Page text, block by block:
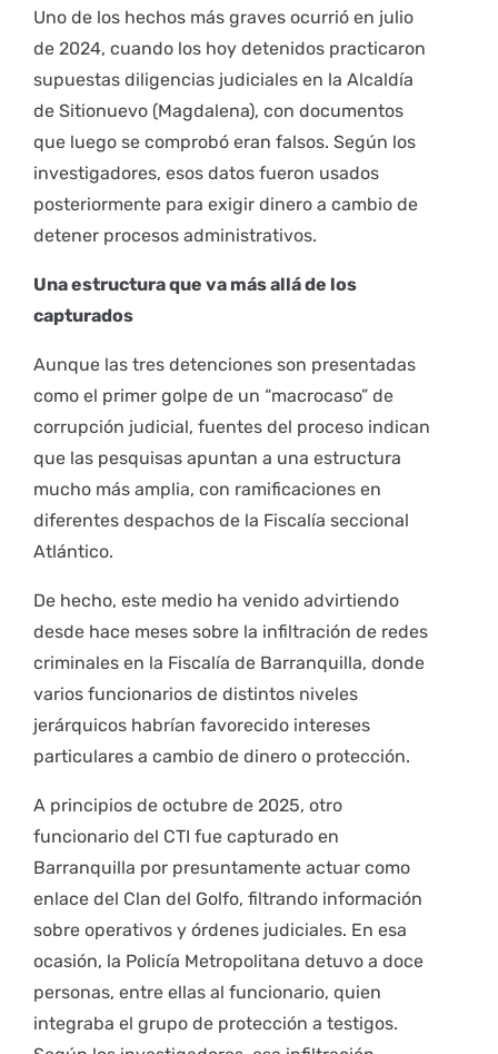
Uno de los hechos más graves ocurrió en julio
de 2024, cuando los hoy detenidos practicaron
supuestas diligencias judiciales en la Alcaldía
de Sitionuevo (Magdalena), con documentos
que luego se comprobó eran falsos. Según los
investigadores, esos datos fueron usados
posteriormente para exigir dinero a cambio de
detener procesos administrativos.
Una estructura que va más allá de los
capturados
Aunque las tres detenciones son presentadas
como el primer golpe de un “macrocaso” de
corrupción judicial, fuentes del proceso indican
que las pesquisas apuntan a una estructura
mucho más amplia, con ramificaciones en
diferentes despachos de la Fiscalía seccional
Atlántico.
De hecho, este medio ha venido advirtiendo
desde hace meses sobre la infiltración de redes
criminales en la Fiscalía de Barranquilla, donde
varios funcionarios de distintos niveles
jerárquicos habrían favorecido intereses
particulares a cambio de dinero o protección.
A principios de octubre de 2025, otro
funcionario del CTI fue capturado en
Barranquilla por presuntamente actuar como
enlace del Clan del Golfo, filtrando información
sobre operativos y órdenes judiciales. En esa
ocasión, la Policía Metropolitana detuvo a doce
personas, entre ellas al funcionario, quien
integraba el grupo de protección a testigos.